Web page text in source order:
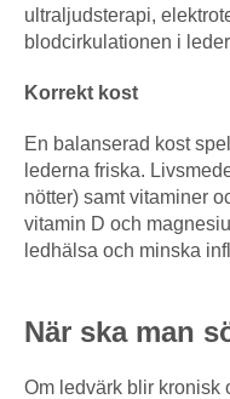
ultraljudsterapi,
blodcirkulationen i
Korrekt kost
En balanserad kost
lederna friska.
nötter) samt vitaminer
vitamin D och
ledhälsa och minska
När ska man
Om ledvärk blir kronisk